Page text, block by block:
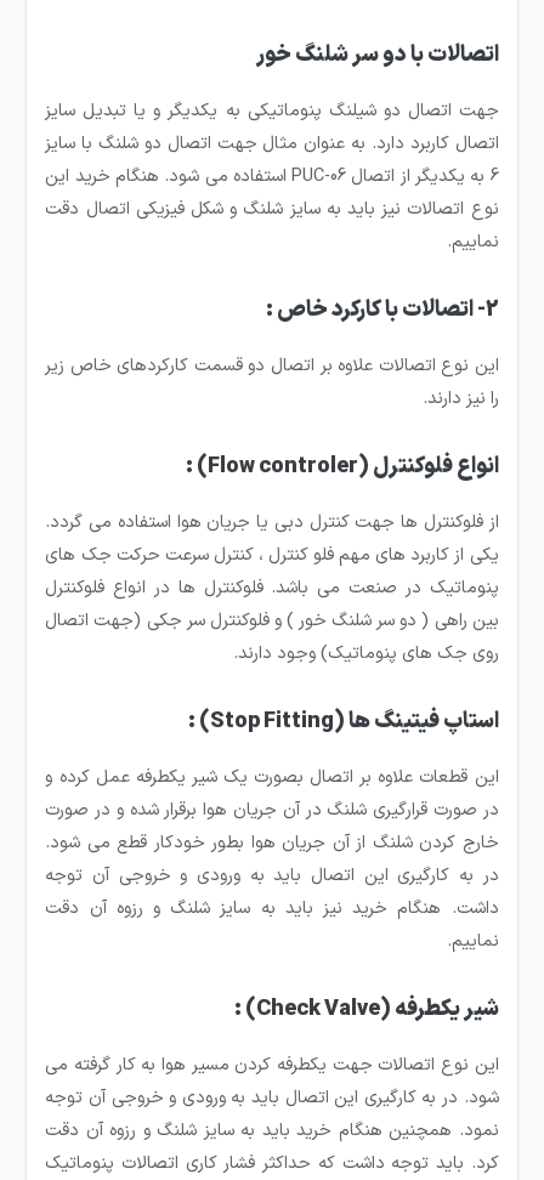
اتصالات با دو سر شلنگ خور
جهت اتصال دو شیلنگ پنوماتیکی به یکدیگر و یا تبدیل سایز
اتصال کاربرد دارد. به عنوان مثال جهت اتصال دو شلنگ با سایز
6 به یکدیگر از اتصال
PUC-06استفاده می شود. هنگام خرید این
نوع اتصالات نیز باید به سایز شلنگ و شکل فیزیکی اتصال دقت
نماییم.
2- اتصالات با کارکرد خاص :
این نوع اتصالات علاوه بر اتصال دو قسمت کارکردهای خاص زیر
را نیز دارند.
انواع فلوکنترل(Flow controler)
:
از فلوکنترل ها جهت کنترل دبی یا جریان هوا استفاده می گردد.
یکی از کاربرد های مهم فلو کنترل ، کنترل سرعت حرکت جک های
پنوماتیک در صنعت می باشد. فلوکنترل ها در انواع فلوکنترل
بین راهی ( دو سر شلنگ خور ) و فلوکنترل سر جکی (جهت اتصال
روی جک های پنوماتیک) وجود دارند.
استاپ فیتینگ ها(Stop Fitting)
:
این قطعات علاوه بر اتصال بصورت یک شیر یکطرفه عمل کرده و
در صورت قرارگیری شلنگ در آن جریان هوا برقرار شده و در صورت
خارج کردن شلنگ از آن جریان هوا بطور خودکار قطع می شود.
در به کارگیری این اتصال باید به ورودی و خروجی آن توجه
داشت. هنگام خرید نیز باید به سایز شلنگ و رزوه آن دقت
نماییم.
شیر یکطرفه(Check Valve)
:
این نوع اتصالات جهت یکطرفه کردن مسیر هوا به کار گرفته می
شود. در به کارگیری این اتصال باید به ورودی و خروجی آن توجه
نمود. همچنین هنگام خرید باید به سایز شلنگ و رزوه آن دقت
کرد. باید توجه داشت که حداکثر فشار کاری اتصالات پنوماتیک